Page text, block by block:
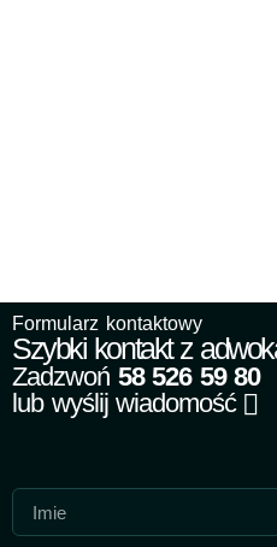
Formularz kontaktowy
Szybki kontakt z
Zadzwoń 58 526 59 80
lub wyślij wiadomość